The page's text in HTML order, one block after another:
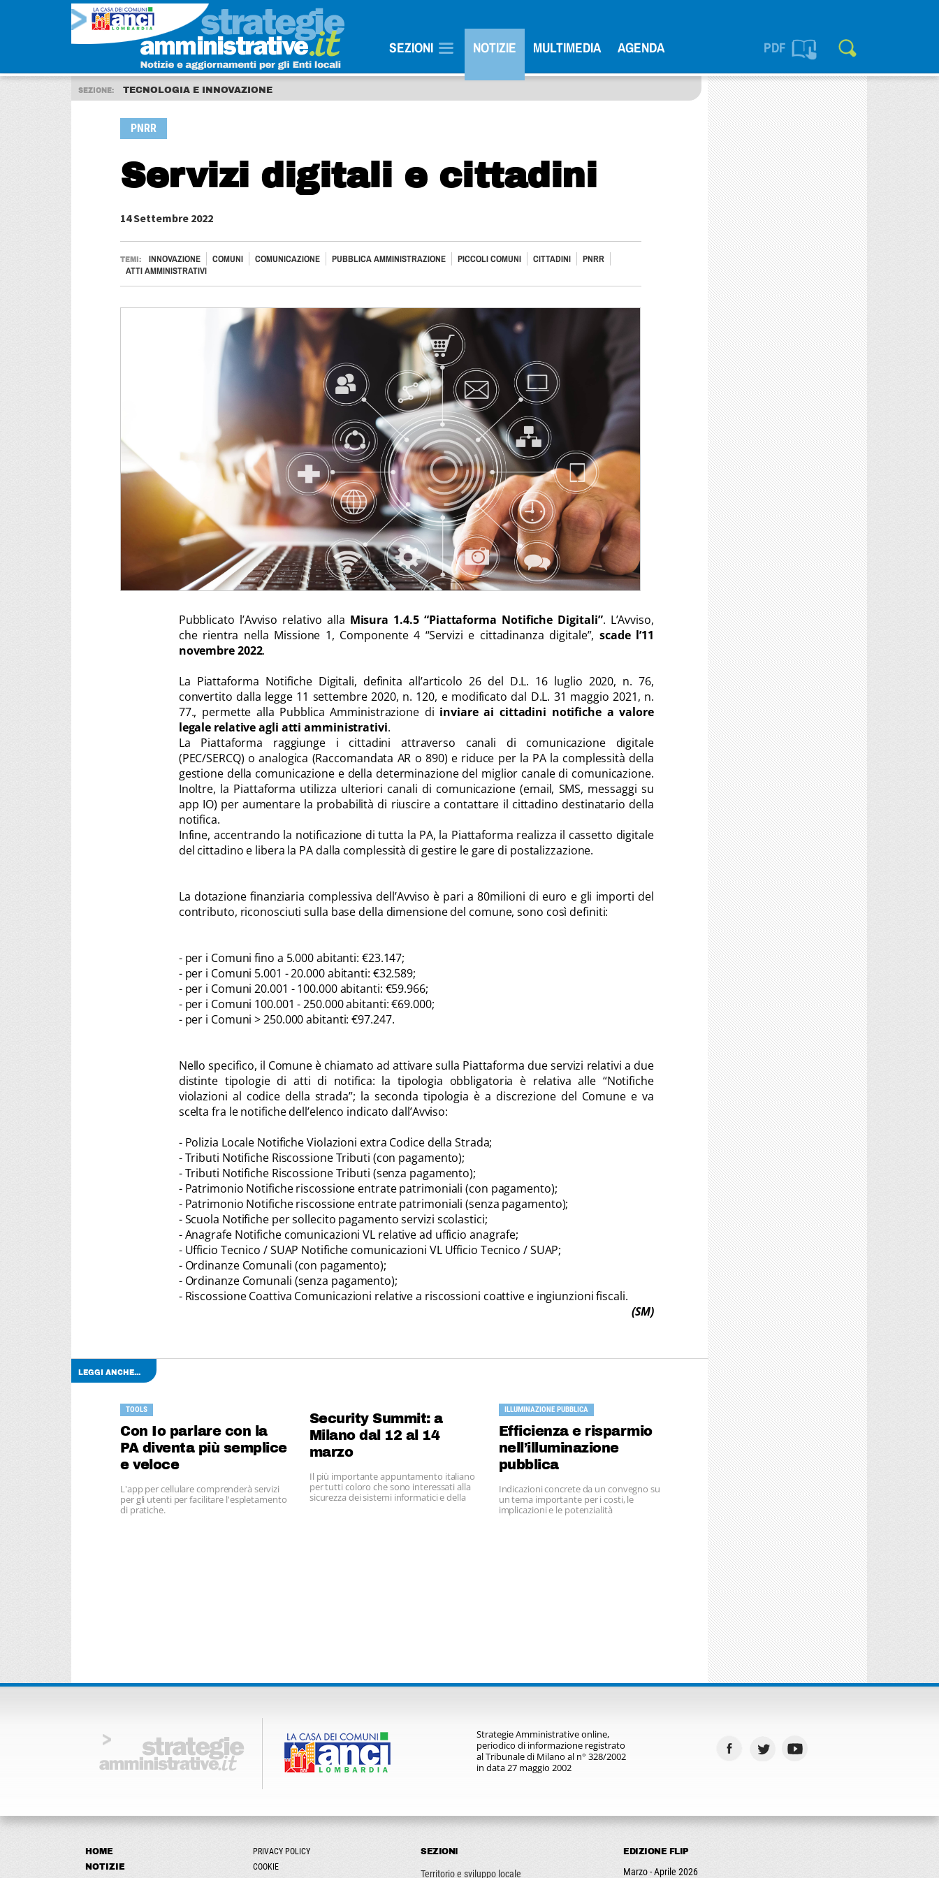
SEZIONI NOTIZIE MULTIMEDIA AGENDA PDF
SEZIONE: TECNOLOGIA E INNOVAZIONE
PNRR
Servizi digitali e cittadini
14 Settembre 2022
TEMI: INNOVAZIONE COMUNI COMUNICAZIONE PUBBLICA AMMINISTRAZIONE PICCOLI COMUNI CITTADINI
PNRR
ATTI AMMINISTRATIVI
Pubblicato l’Avviso relativo alla Misura 1.4.5 “Piattaforma Notifiche Digitali”. L’Avviso,
che rientra nella Missione 1, Componente 4 “Servizi e cittadinanza digitale”, scade l’11
novembre 2022.
La Piattaforma Notifiche Digitali, definita all’articolo 26 del D.L. 16 luglio 2020, n. 76,
convertito dalla legge 11 settembre 2020, n. 120, e modificato dal D.L. 31 maggio 2021, n.
77., permette alla Pubblica Amministrazione di inviare ai cittadini notifiche a valore
legale relative agli atti amministrativi.
La Piattaforma raggiunge i cittadini attraverso canali di comunicazione digitale
(PEC/SERCQ) o analogica (Raccomandata AR o 890) e riduce per la PA la complessità della
gestione della comunicazione e della determinazione del miglior canale di comunicazione.
Inoltre, la Piattaforma utilizza ulteriori canali di comunicazione (email, SMS, messaggi su
app IO) per aumentare la probabilità di riuscire a contattare il cittadino destinatario della
notifica.
Infine, accentrando la notificazione di tutta la PA, la Piattaforma realizza il cassetto digitale
del cittadino e libera la PA dalla complessità di gestire le gare di postalizzazione.
La dotazione finanziaria complessiva dell’Avviso è pari a 80milioni di euro e gli importi del
contributo, riconosciuti sulla base della dimensione del comune, sono così definiti:
- per i Comuni fino a 5.000 abitanti: €23.147;
- per i Comuni 5.001 - 20.000 abitanti: €32.589;
- per i Comuni 20.001 - 100.000 abitanti: €59.966;
- per i Comuni 100.001 - 250.000 abitanti: €69.000;
- per i Comuni > 250.000 abitanti: €97.247.
Nello specifico, il Comune è chiamato ad attivare sulla Piattaforma due servizi relativi a due
distinte tipologie di atti di notifica: la tipologia obbligatoria è relativa alle “Notifiche
violazioni al codice della strada”; la seconda tipologia è a discrezione del Comune e va
scelta fra le notifiche dell’elenco indicato dall’Avviso:
- Polizia Locale Notifiche Violazioni extra Codice della Strada;
- Tributi Notifiche Riscossione Tributi (con pagamento);
- Tributi Notifiche Riscossione Tributi (senza pagamento);
- Patrimonio Notifiche riscossione entrate patrimoniali (con pagamento);
- Patrimonio Notifiche riscossione entrate patrimoniali (senza pagamento);
- Scuola Notifiche per sollecito pagamento servizi scolastici;
- Anagrafe Notifiche comunicazioni VL relative ad ufficio anagrafe;
- Ufficio Tecnico / SUAP Notifiche comunicazioni VL Ufficio Tecnico / SUAP;
- Ordinanze Comunali (con pagamento);
- Ordinanze Comunali (senza pagamento);
- Riscossione Coattiva Comunicazioni relative a riscossioni coattive e ingiunzioni fiscali.
(SM)
LEGGI ANCHE...
TOOLS
Con Io parlare con la
PA diventa più semplice
e veloce
L'app per cellulare comprenderà servizi
per gli utenti per facilitare l'espletamento
di pratiche.
Security Summit: a
Milano dal 12 al 14
marzo
Il più importante appuntamento italiano
per tutti coloro che sono interessati alla
sicurezza dei sistemi informatici e della
ILLUMINAZIONE PUBBLICA
Efficienza e risparmio
nell’illuminazione
pubblica
Indicazioni concrete da un convegno su
un tema importante per i costi, le
implicazioni e le potenzialità
Strategie Amministrative online,
periodico di informazione registrato
al Tribunale di Milano al n° 328/2002
in data 27 maggio 2002
HOME
NOTIZIE
PRIVACY POLICY
COOKIE
SEZIONI
Territorio e sviluppo locale
EDIZIONE FLIP
Marzo - Aprile 2026